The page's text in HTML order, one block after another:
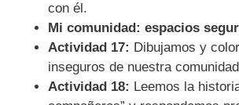
con él.
Mi comunidad: espacios
Actividad 17: Dibujamos y
inseguros de nuestra
Actividad 18: Leemos la